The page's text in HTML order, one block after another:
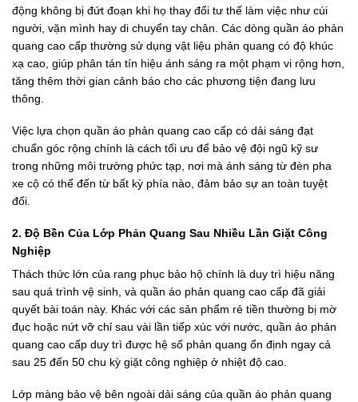
động không bị đứt đoạn khi họ thay đổi tư thế làm việc như cúi
người, vặn mình hay di chuyển tay chân. Các dòng quần áo phản
quang cao cấp thường sử dụng vật liệu phản quang có độ khúc
xạ cao, giúp phân tán tín hiệu ánh sáng ra một phạm vi rộng hơn,
tăng thêm thời gian cảnh báo cho các phương tiện đang lưu
thông.
Việc lựa chọn quần áo phản quang cao cấp có dải sáng đạt
chuẩn góc rộng chính là cách tối ưu để bảo vệ đội ngũ kỹ sư
trong những môi trường phức tạp, nơi mà ánh sáng từ đèn pha
xe cộ có thể đến từ bất kỳ phía nào, đảm bảo sự an toàn tuyệt
đối.
2. Độ Bền Của Lớp Phản Quang Sau Nhiều Lần Giặt Công
Nghiệp
Thách thức lớn của rang phục bảo hộ chính là duy trì hiệu năng
sau quá trình vệ sinh, và quần áo phản quang cao cấp đã giải
quyết bài toán này. Khác với các sản phẩm rẻ tiền thường bị mờ
đục hoặc nứt vỡ chỉ sau vài lần tiếp xúc với nước, quần áo phản
quang cao cấp duy trì được hệ số phản quang ổn định ngay cả
sau 25 đến 50 chu kỳ giặt công nghiệp ở nhiệt độ cao.
Lớp màng bảo vệ bên ngoài dải sáng của quần áo phản quang